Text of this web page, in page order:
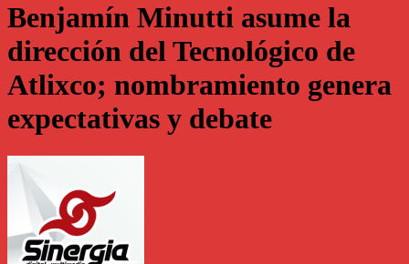
Benjamín Minutti asume la
dirección del Tecnológico de
Atlixco; nombramiento genera
expectativas y debate